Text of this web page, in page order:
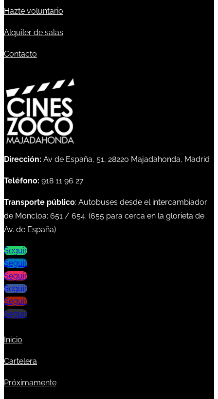
Hazte voluntario
Alquiler de salas
Contacto
Dirección: Av de España, 51, 28220 Majadahonda, Madrid
Teléfono: 918 11 96 27
Transporte público: Autobuses desde el intercambiador
de Moncloa: 651 / 654. (655 para cerca en la glorieta de
Av. de España)
Seguir
Seguir
Seguir
Seguir
Seguir
Seguir
Inicio
Cartelera
Próximamente